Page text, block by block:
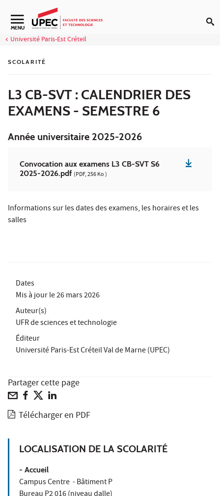
Aller au contenu
Navigation secondaire
MENU
Université Paris-Est Créteil
SCOLARITÉ
L3 CB-SVT : CALENDRIER DES
EXAMENS - SEMESTRE 6
Année universitaire 2025-2026
Convocation aux examens L3 CB-SVT S6
2025-2026.pdf (PDF, 256 Ko )
Informations sur les dates des examens, les horaires et les
salles
Dates
Mis à jour le26 mars 2026
Auteur(s)
UFR de sciences et technologie
Éditeur
Université Paris-Est Créteil Val de Marne (UPEC)
Partager cette page
Télécharger en PDF
LOCALISATION DE LA SCOLARITÉ
- Accueil
Campus Centre - Bâtiment P